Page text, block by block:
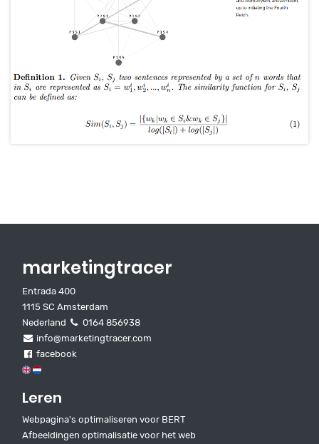
marketingtracer
Entrada 400
1115 SC Amsterdam
Nederland
0164 856938
info@marketingtracer.com
facebook
Leren
Webpagina's optimaliseren voor BERT
Afbeeldingen optimalisatie voor het web